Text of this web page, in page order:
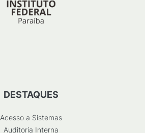
DESTAQUES
Acesso a Sistemas
Auditoria Interna